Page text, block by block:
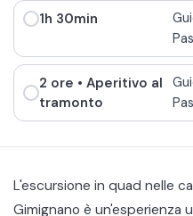
1h 30min
2 ore • Aperitivo al
tramonto
L'escursione in quad nelle
Gimignano è un'esperienza